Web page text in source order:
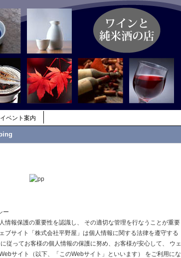
イベント案内
ー
情報保護の重要性を認識し、 その適切な管理を行なうことが重要
ブサイト「株式会社平野屋」は個人情報に関する法律を遵守する
従ってお客様の個人情報の保護に努め、お客様が安心して、 ウェ
サイト（以下、「このWebサイト」といいます） をご利用にな